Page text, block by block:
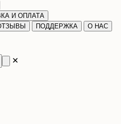
И ОПЛАТА
ПОДДЕРЖКА О НАС
✕